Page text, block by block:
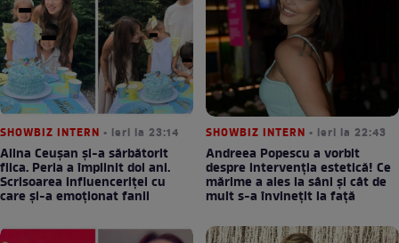
SHOWBIZ INTERN • ieri la 23:14
Alina Ceușan și-a sărbătorit
fiica. Perla a împlinit doi ani.
Scrisoarea influenceriței cu
care și-a emoționat fanii
SHOWBIZ INTERN • ieri la 22:43
Andreea Popescu a vorbit
despre intervenția estetică! Ce
mărime a ales la sâni și cât de
mult s-a învinețit la față